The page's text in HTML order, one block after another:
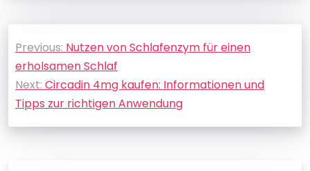
Beitragsnavigation
Previous: Nutzen von Schlafenzym für einen
erholsamen Schlaf
Next: Circadin 4mg kaufen: Informationen und
Tipps zur richtigen Anwendung